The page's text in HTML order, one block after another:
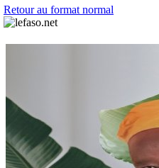
Retour au format normal